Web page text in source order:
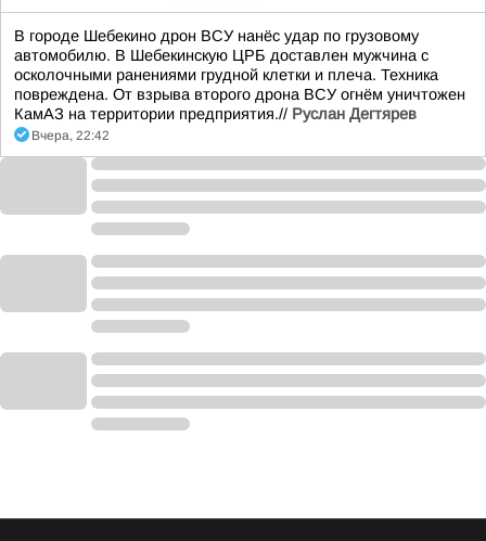
В городе Шебекино дрон ВСУ нанёс удар по грузовому
автомобилю. В Шебекинскую ЦРБ доставлен мужчина с
осколочными ранениями грудной клетки и плеча. Техника
повреждена. От взрыва второго дрона ВСУ огнём уничтожен
КамАЗ на территории предприятия.// Руслан Дегтярев
Вчера, 22:42